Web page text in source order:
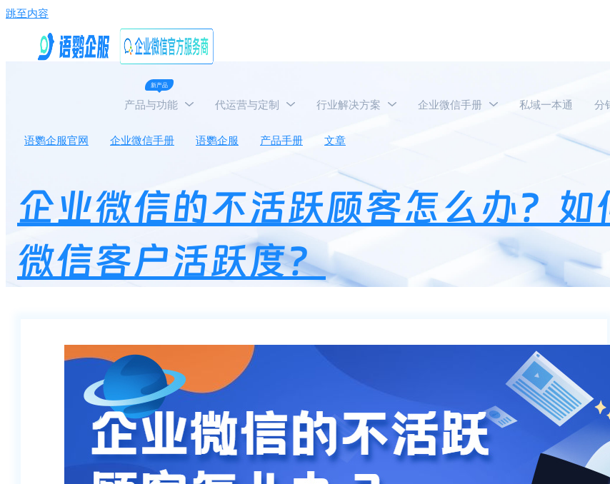
跳至内容
新产品
产品与功能 代运营与定制 行业解决方案 企业微信手册 私域一本通 分
语鹦企服官网 企业微信手册 语鹦企服 产品手册 文章 企业微信的不活跃顾客怎么办？如何提升企业微信
企业微信的不活跃顾客怎么办？如
微信客户活跃度？